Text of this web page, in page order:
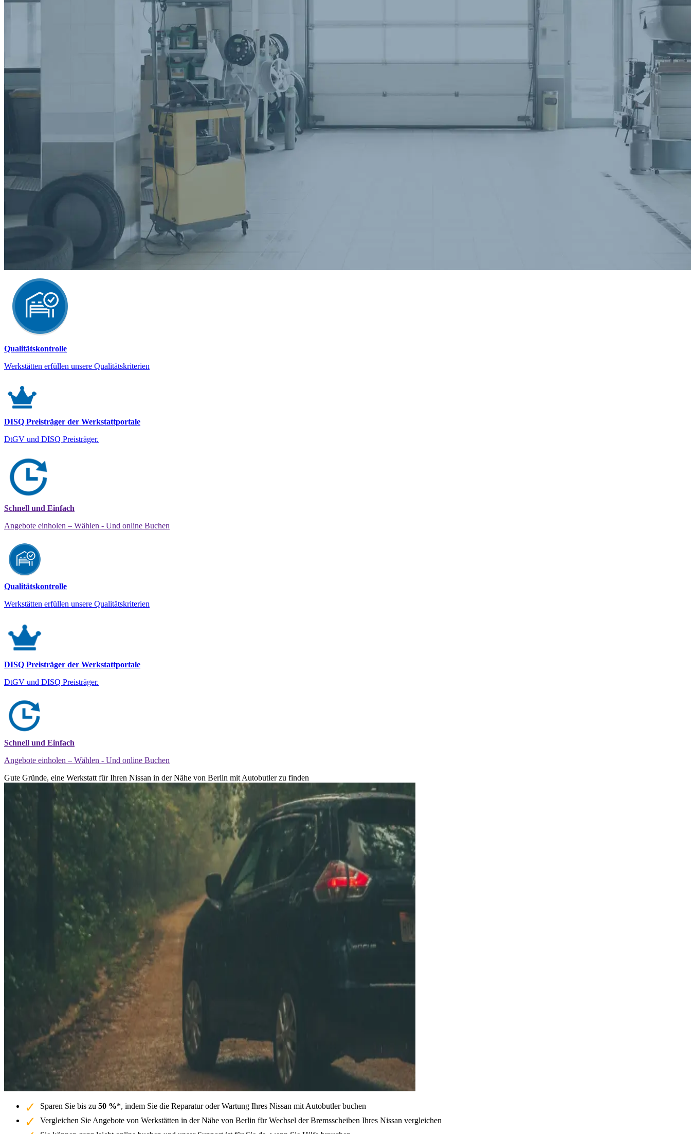
Qualitätskontrolle
Werkstätten erfüllen unsere Qualitätskriterien
DISQ Preisträger der Werkstattportale
DtGV und DISQ Preisträger.
Schnell und Einfach
Angebote einholen – Wählen - Und online Buchen
Qualitätskontrolle
Werkstätten erfüllen unsere Qualitätskriterien
DISQ Preisträger der Werkstattportale
DtGV und DISQ Preisträger.
Schnell und Einfach
Angebote einholen – Wählen - Und online Buchen
Gute Gründe, eine Werkstatt für Ihren Nissan in der Nähe von Berlin mit Autobutler zu finden
Sparen Sie bis zu 50 %*, indem Sie die Reparatur oder Wartung Ihres Nissan mit Autobutler buchen
Vergleichen Sie Angebote von Werkstätten in der Nähe von Berlin für Wechsel der Bremsscheiben Ihres Nissan vergleichen